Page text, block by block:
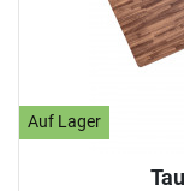
Auf Lager